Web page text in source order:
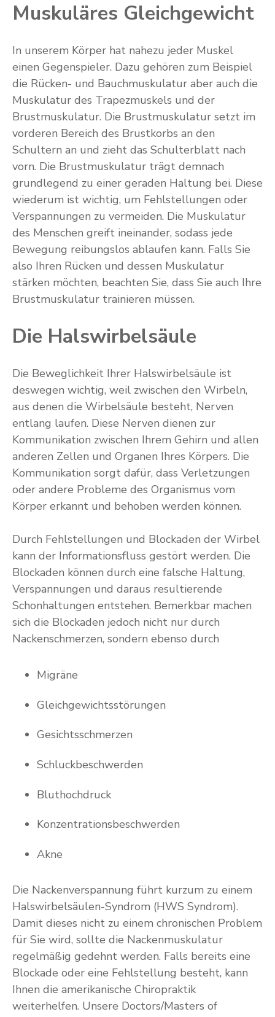
Muskuläres Gleichgewicht
In unserem Körper hat nahezu jeder Muskel
einen Gegenspieler. Dazu gehören zum Beispiel
die Rücken- und Bauchmuskulatur aber auch die
Muskulatur des Trapezmuskels und der
Brustmuskulatur. Die Brustmuskulatur setzt im
vorderen Bereich des Brustkorbs an den
Schultern an und zieht das Schulterblatt nach
vorn. Die Brustmuskulatur trägt demnach
grundlegend zu einer geraden Haltung bei. Diese
wiederum ist wichtig, um Fehlstellungen oder
Verspannungen zu vermeiden. Die Muskulatur
des Menschen greift ineinander, sodass jede
Bewegung reibungslos ablaufen kann. Falls Sie
also Ihren Rücken und dessen Muskulatur
stärken möchten, beachten Sie, dass Sie auch Ihre
Brustmuskulatur trainieren müssen.
Die Halswirbelsäule
Die Beweglichkeit Ihrer Halswirbelsäule ist
deswegen wichtig, weil zwischen den Wirbeln,
aus denen die Wirbelsäule besteht, Nerven
entlang laufen. Diese Nerven dienen zur
Kommunikation zwischen Ihrem Gehirn und allen
anderen Zellen und Organen Ihres Körpers. Die
Kommunikation sorgt dafür, dass Verletzungen
oder andere Probleme des Organismus vom
Körper erkannt und behoben werden können.
Durch Fehlstellungen und Blockaden der Wirbel
kann der Informationsfluss gestört werden. Die
Blockaden können durch eine falsche Haltung,
Verspannungen und daraus resultierende
Schonhaltungen entstehen. Bemerkbar machen
sich die Blockaden jedoch nicht nur durch
Nackenschmerzen, sondern ebenso durch
Migräne
Gleichgewichtsstörungen
Gesichtsschmerzen
Schluckbeschwerden
Bluthochdruck
Konzentrationsbeschwerden
Akne
Die Nackenverspannung führt kurzum zu einem
Halswirbelsäulen-Syndrom (HWS Syndrom).
Damit dieses nicht zu einem chronischen Problem
für Sie wird, sollte die Nackenmuskulatur
regelmäßig gedehnt werden. Falls bereits eine
Blockade oder eine Fehlstellung besteht, kann
Ihnen die amerikanische Chiropraktik
weiterhelfen. Unsere Doctors/Masters of